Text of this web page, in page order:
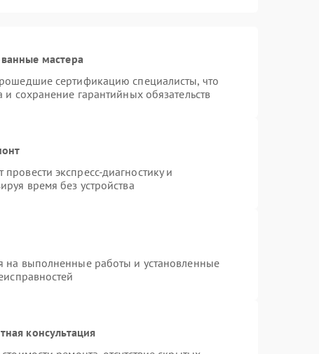
мастера
сертификацию специалисты, что
сохранение гарантийных обязательств
экспресс-диагностику и
время без устройства
на выполненные работы и установленные
консультация